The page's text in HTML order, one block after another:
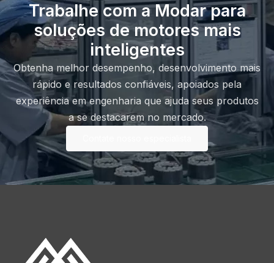
Trabalhe com a Modar para
soluções de motores mais
inteligentes
Obtenha melhor desempenho, desenvolvimento mais
rápido e resultados confiáveis, apoiados pela
experiência em engenharia que ajuda seus produtos
a se destacarem no mercado.